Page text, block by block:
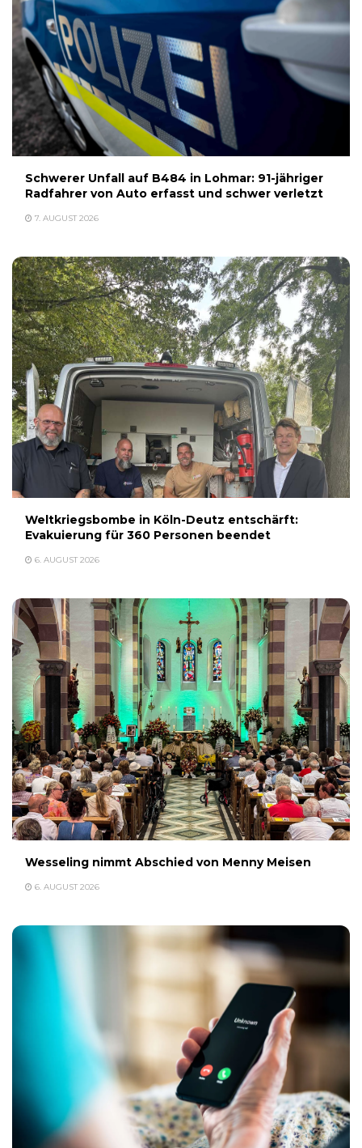
Schwerer Unfall auf B484 in Lohmar: 91-jähriger
Radfahrer von Auto erfasst und schwer verletzt
7. AUGUST 2026
Weltkriegsbombe in Köln-Deutz entschärft:
Evakuierung für 360 Personen beendet
6. AUGUST 2026
Wesseling nimmt Abschied von Menny Meisen
6. AUGUST 2026